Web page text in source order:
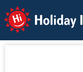
Holiday Info